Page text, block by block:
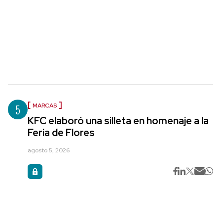
5 MARCAS
KFC elaboró una silleta en homenaje a la
Feria de Flores
agosto 5, 2026